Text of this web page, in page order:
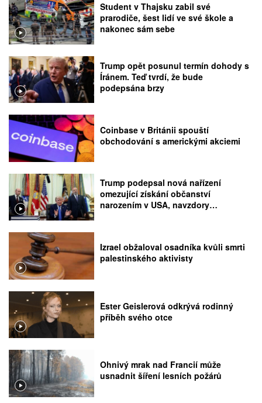
Student v Thajsku zabil své
prarodiče, šest lidí ve své škole a
nakonec sám sebe
Trump opět posunul termín dohody s
Íránem. Teď tvrdí, že bude
podepsána brzy
Coinbase v Británii spouští
obchodování s americkými akciemi
Trump podepsal nová nařízení
omezující získání občanství
narozením v USA, navzdory
Izrael obžaloval osadníka kvůli smrti
palestinského aktivisty
Ester Geislerová odkrývá rodinný
příběh svého otce
Ohnivý mrak nad Francií může
usnadnit šíření lesních požárů